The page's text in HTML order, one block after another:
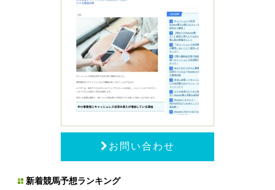
お問い合わせ
新着競馬予想ランキング